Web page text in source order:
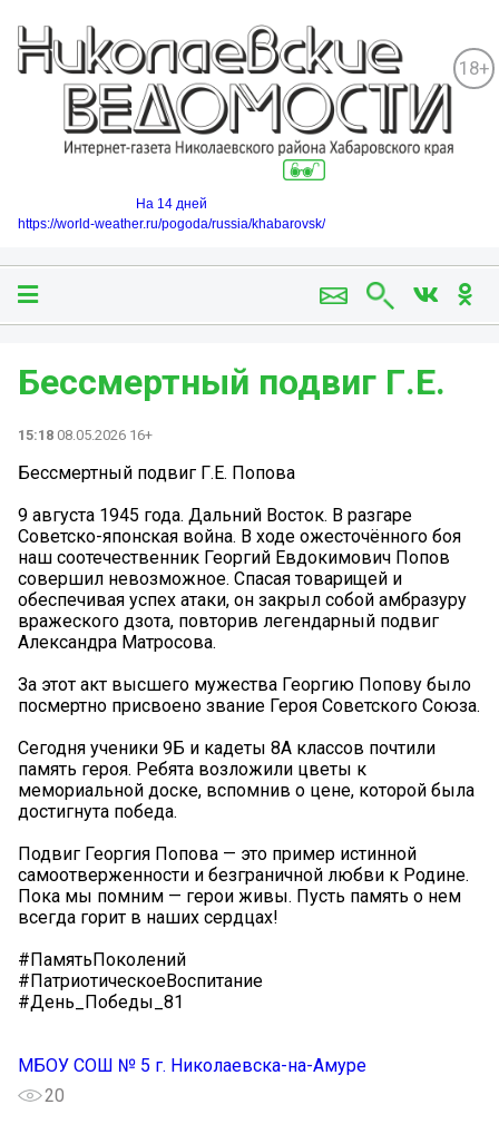
18+
На 14 дней
https://world-weather.ru/pogoda/russia/khabarovsk/
Бессмертный подвиг Г.Е.
15:18 08.05.2026 16+
Бессмертный подвиг Г.Е. Попова ️
9 августа 1945 года. Дальний Восток. В разгаре
Советско-японская война. В ходе ожесточённого боя
наш соотечественник Георгий Евдокимович Попов
совершил невозможное. Спасая товарищей и
обеспечивая успех атаки, он закрыл собой амбразуру
вражеского дзота, повторив легендарный подвиг
Александра Матросова.
За этот акт высшего мужества Георгию Попову было
посмертно присвоено звание Героя Советского Союза.
Сегодня ученики 9Б и кадеты 8А классов почтили
память героя. Ребята возложили цветы к
мемориальной доске, вспомнив о цене, которой была
достигнута победа.
Подвиг Георгия Попова — это пример истинной
самоотверженности и безграничной любви к Родине.
Пока мы помним — герои живы. Пусть память о нем
всегда горит в наших сердцах!
#ПамятьПоколений
#ПатриотическоеВоспитание
#День_Победы_81
МБОУ СОШ № 5 г. Николаевска-на-Амуре
20